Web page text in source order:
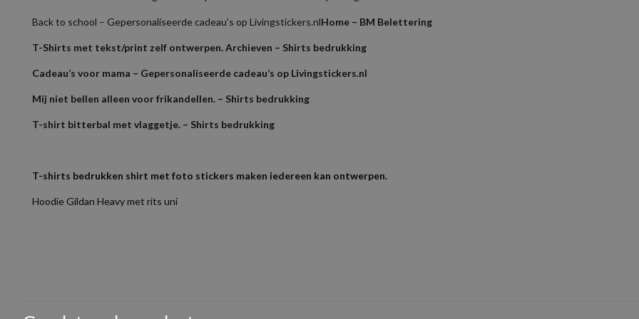
Back to school – Gepersonaliseerde cadeau’s op Livingstickers.nlHome – BM Belettering
T-Shirts met tekst/print zelf ontwerpen. Archieven – Shirts bedrukking
Cadeau’s voor mama – Gepersonaliseerde cadeau’s op Livingstickers.nl
Mij niet bellen alleen voor frikandellen. – Shirts bedrukking
T-shirt bitterbal met vlaggetje. – Shirts bedrukking
T-shirts bedrukken shirt met foto stickers maken iedereen kan ontwerpen.
Hoodie Gildan Heavy met rits uni